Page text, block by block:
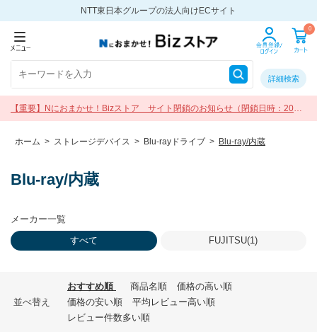
NTT東日本グループの法人向けECサイト
0
詳細検索
【重要】Nにおまかせ！Bizストア サイト閉鎖のお知らせ（閉鎖日時：2026
年9月30日 17:00）
ホーム > ストレージデバイス > Blu-rayドライブ > Blu-ray/内蔵
Blu-ray/内蔵
メーカー一覧
すべて
FUJITSU(1)
並べ替え
おすすめ順 商品名順
価格の高い順
価格の安い順
平均レビュー高い順
レビュー件数多い順